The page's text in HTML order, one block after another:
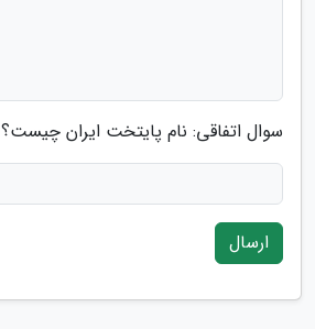
سوال اتفاقی: نام پایتخت ایران چیست؟
ارسال